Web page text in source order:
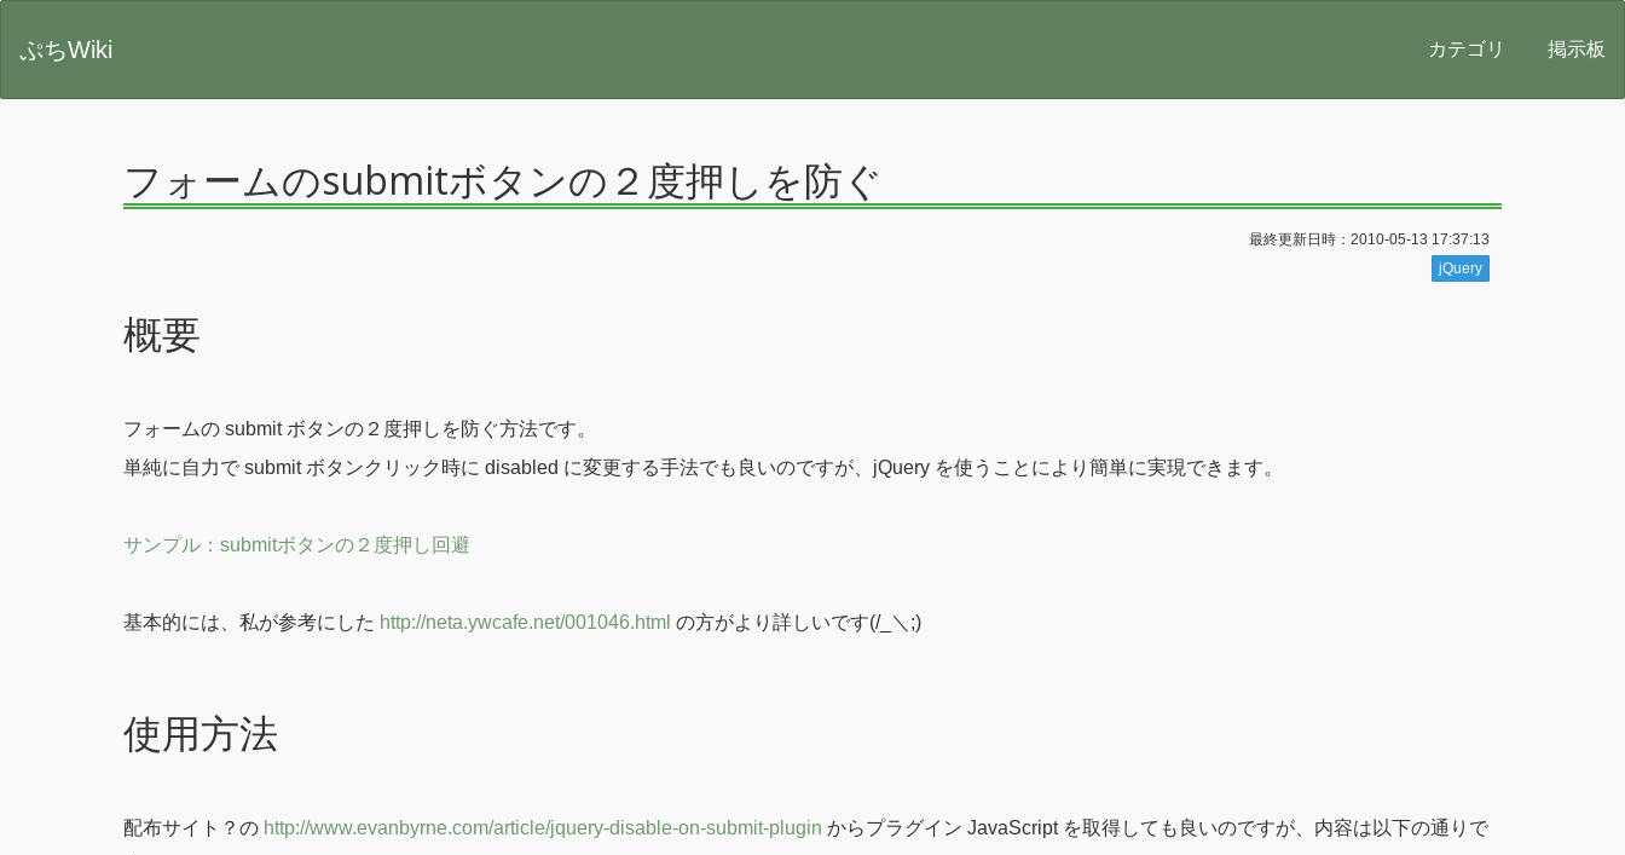
ぷちWiki カテゴリ 掲示板
フォームのsubmitボタンの２度押しを防ぐ
最終更新日時：2010-05-13 17:37:13
jQuery
概要
フォームの submit ボタンの２度押しを防ぐ方法です。
単純に自力で submit ボタンクリック時に disabled に変更する手法でも良いのですが、jQuery を使うことにより簡単に実現できます。
サンプル：submitボタンの２度押し回避
基本的には、私が参考にした http://neta.ywcafe.net/001046.html の方がより詳しいです(/_＼;)
使用方法
配布サイト？の http://www.evanbyrne.com/article/jquery-disable-on-submit-plugin からプラグイン JavaScript を取得しても良いのですが、内容は以下の通りで